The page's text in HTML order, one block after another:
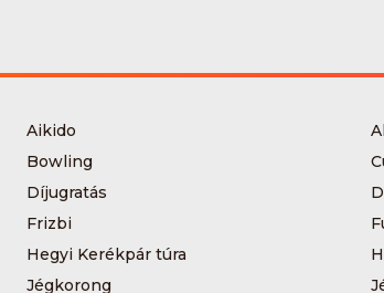
Aikido
Bowling
Díjugratás
Frizbi
Hegyi Kerékpár túra
Jégkorong